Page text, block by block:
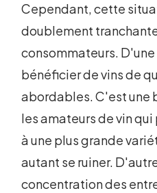
Cependant, cette
doublement
consommateurs.
bénéficier de vins de
abordables. C'est une
les amateurs de vin
à une plus grande
autant se ruiner.
concentration des